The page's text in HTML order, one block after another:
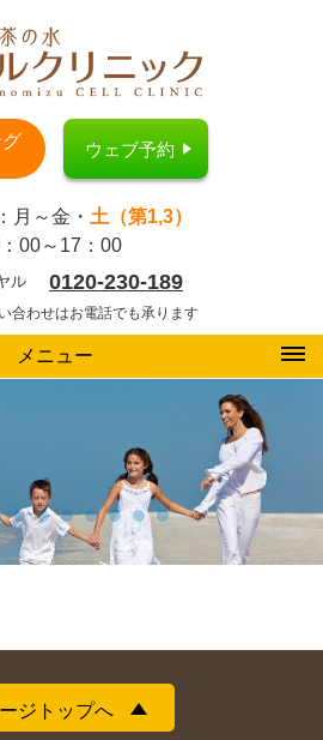
ウェブ予約
月～金・ 土（第1,3）
00～17：00
ル 0120-230-189
合わせはお電話でも承ります
メニュー
ジトップへ